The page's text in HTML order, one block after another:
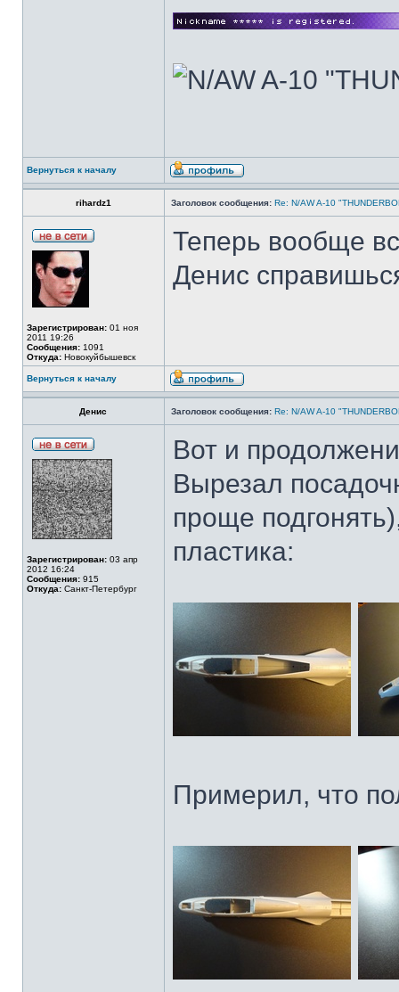
Вернуться к началу
rihardz1 Заголовок сообщения: Re: N/AW A-10
Зарегистрирован: 01 ноя
2011 19:26
Сообщения: 1091
Откуда: Новокуйбышевск
Теперь вообще
Денис
Вернуться к началу
Денис Заголовок сообщения: Re: N/AW A-10
Зарегистрирован: 03 апр
2012 16:24
Сообщения: 915
Откуда: Санкт-Петербург
Вот и
Вырезал
проще
пластика:
Примерил, что